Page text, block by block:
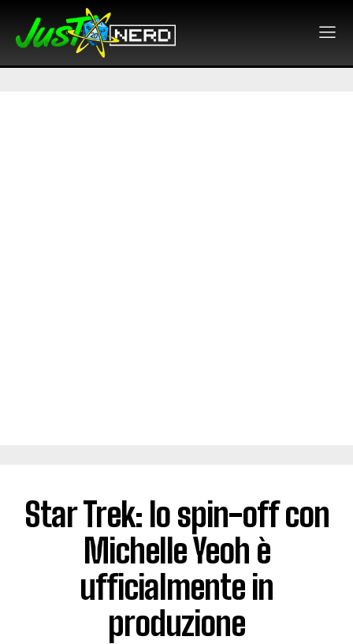
Star Trek: lo spin-off con
Michelle Yeoh è
ufficialmente in
produzione